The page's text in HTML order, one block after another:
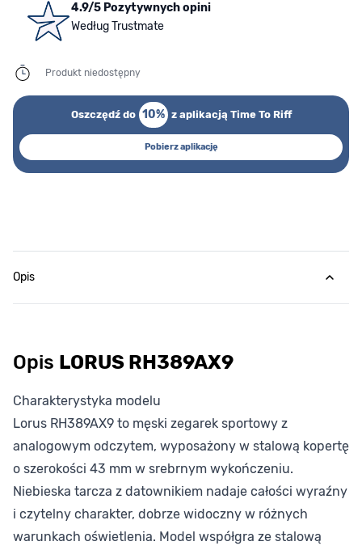
4.9/5 Pozytywnych opini
Według Trustmate
Produkt niedostępny
Oszczędź do 10% z aplikacją Time To Riff
Pobierz aplikację
Opis
Opis LORUS RH389AX9
Charakterystyka modelu
Lorus RH389AX9 to męski zegarek sportowy z
analogowym odczytem, wyposażony w stalową kopertę
o szerokości 43 mm w srebrnym wykończeniu.
Niebieska tarcza z datownikiem nadaje całości wyraźny
i czytelny charakter, dobrze widoczny w różnych
warunkach oświetlenia. Model współgra ze stalową